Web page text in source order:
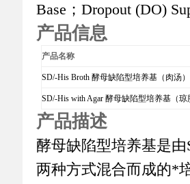
Base ； Dropout (DO)
产品信息
产品名称
SD/-His Broth酵母缺陷型培养基（肉汤）
SD/-His with Agar酵母缺陷型培养基（琼
产品描述
酵母缺陷型培养基是由
两种方式混合而成的*